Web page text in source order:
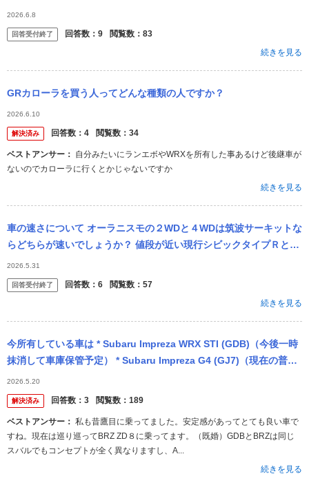
2026.6.8
回答受付終了 回答数： 9 閲覧数： 83
続きを見る
GRカローラを買う人ってどんな種類の人ですか？
2026.6.10
解決済み 回答数： 4 閲覧数： 34
ベストアンサー：
ないのでカローラに行くとかじゃないですか
続きを見る
車の速さについて オーラニスモの２WDと４WDは筑波サーキットな
らどちらが速いでしょうか？ 値段が近い現行シビックタイプＲとＧ
Ｒカローラではどちらが速いでしょうか？
2026.5.31
回答受付終了 回答数： 6 閲覧数： 57
続きを見る
今所有している車は * Subaru Impreza WRX STI (GDB)（今後一時
抹消して車庫保管予定） * Subaru Impreza G4 (GJ7)（現在の普段
乗り） です。 GD
2026.5.20
解決済み 回答数： 3 閲覧数： 189
ベストアンサー：
すね。現在は巡り巡ってBRZ ZD８に乗ってます。（既婚）GDBとBRZは同じ
スバルでもコンセプトが全く異なりますし、A...
続きを見る